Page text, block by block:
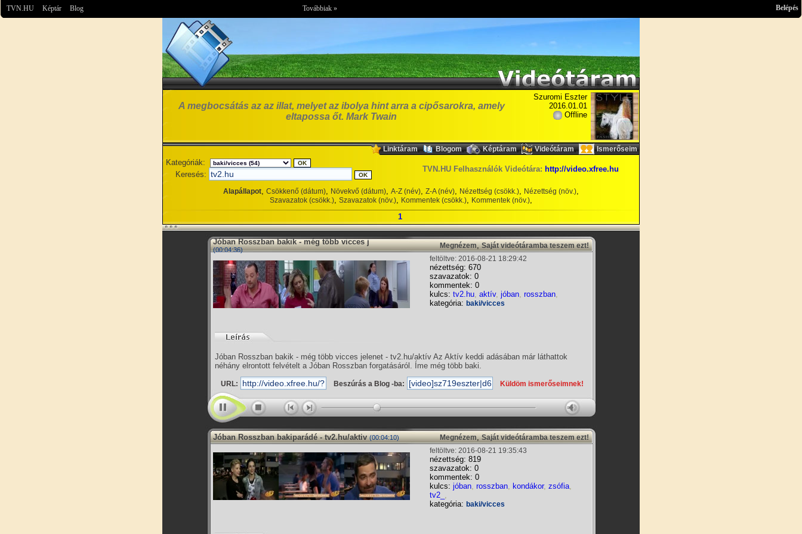
TVN.HU Képtár Blog Továbbiak » Belépés
A megbocsátás az az illat, melyet az ibolya hint arra a cipősarokra, amely
eltapossa őt. Mark Twain
Szuromi Eszter
2016.01.01
Offline
Linktáram, Blogom, Képtáram, Videótáram, Ismerőseim
Kategóriák:
Keresés:
TVN.HU Felhasználók Videótára: http://video.xfree.hu
Alapállapot, Csökkenő (dátum), Növekvő (dátum), A-Z (név), Z-A (név), Nézettség (csökk.), Nézettség (növ.),
Szavazatok (csökk.), Szavazatok (növ.), Kommentek (csökk.), Kommentek (növ.),
1
Jóban Rosszban bakik - még több vicces j
(00:04:36) Megnézem,Saját videótáramba teszem ezt!
feltöltve: 2016-08-21 18:29:42
nézettség: 670
szavazatok: 0
kommentek: 0
kulcs: tv2.hu, aktív, jóban, rosszban,
kategória: baki/vicces
Jóban Rosszban bakik - még több vicces jelenet - tv2.hu/aktív Az Aktív keddi adásában már láthattok
néhány elrontott felvételt a Jóban Rosszban forgatásáról. Íme még több baki.
URL: Beszúrás a Blog -ba: Küldöm ismerőseimnek!
Jóban Rosszban bakiparádé - tv2.hu/aktiv (00:04:10) Megnézem,Saját videótáramba teszem ezt!
feltöltve: 2016-08-21 19:35:43
nézettség: 819
szavazatok: 0
kommentek: 0
kulcs: jóban, rosszban, kondákor, zsófia,
tv2_ ,
kategória: baki/vicces